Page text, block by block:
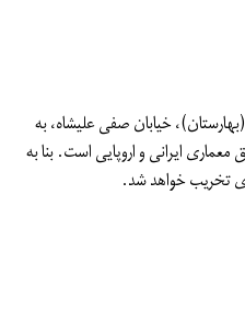
خیابان صفی علیشاه، به
ایرانی و اروپایی است. بنا به
تخریب خواهد شد.